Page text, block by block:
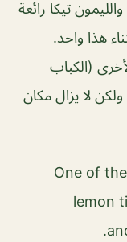
تيكا رائعة
هذا واحد.
(الكباب
لا يزال مكان
One of
lemon